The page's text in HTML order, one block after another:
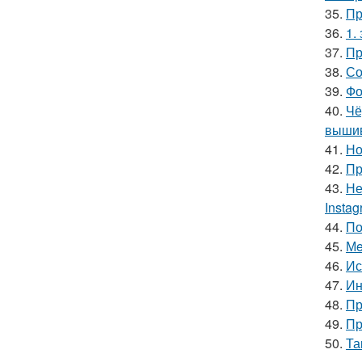
35.
36. 1.
37.
38.
39.
40.
41.
42.
43.
44.
45.
46.
47.
48.
49.
50.